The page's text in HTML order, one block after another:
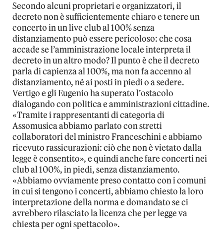
Secondo alcuni proprietari e organizzatori, il
decreto non è sufficientemente chiaro e tenere un
concerto in un live club al 100% senza
distanziamento può essere pericoloso: che cosa
accade se l’amministrazione locale interpreta il
decreto in un altro modo? Il punto è che il decreto
parla di capienza al 100%, ma non fa accenno al
distanziamento, né ai posti in piedi o a sedere.
Vertigo e gli Eugenio ha superato l’ostacolo
dialogando con politica e amministrazioni cittadine.
«Tramite i rappresentanti di categoria di
Assomusica abbiamo parlato con stretti
collaboratori del ministro Franceschini e abbiamo
ricevuto rassicurazioni: ciò che non è vietato dalla
legge è consentito», e quindi anche fare concerti nei
club al 100%, in piedi, senza distanziamento.
«Abbiamo ovviamente preso contatto con i comuni
in cui si tengono i concerti, abbiamo chiesto la loro
interpretazione della norma e domandato se ci
avrebbero rilasciato la licenza che per legge va
chiesta per ogni spettacolo».